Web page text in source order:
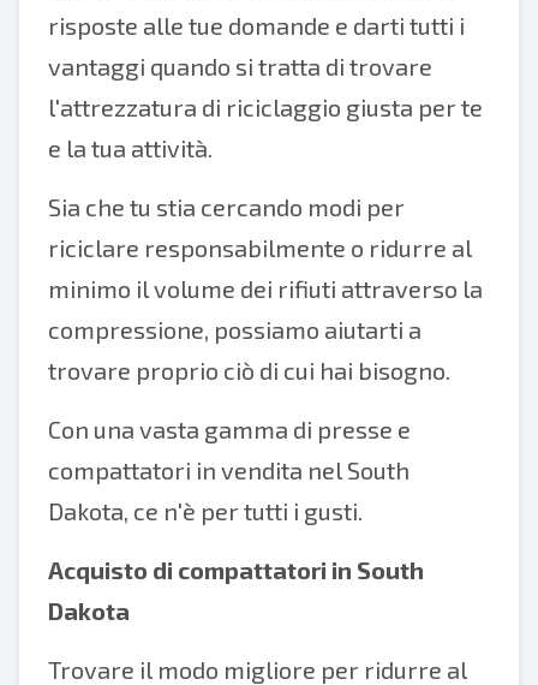
risposte alle tue domande e darti tutti i
vantaggi quando si tratta di trovare
l'attrezzatura di riciclaggio giusta per te
e la tua attività.
Sia che tu stia cercando modi per
riciclare responsabilmente o ridurre al
minimo il volume dei rifiuti attraverso la
compressione, possiamo aiutarti a
trovare proprio ciò di cui hai bisogno.
Con una vasta gamma di presse e
compattatori in vendita nel South
Dakota, ce n'è per tutti i gusti.
Acquisto di compattatori in South
Dakota
Trovare il modo migliore per ridurre al